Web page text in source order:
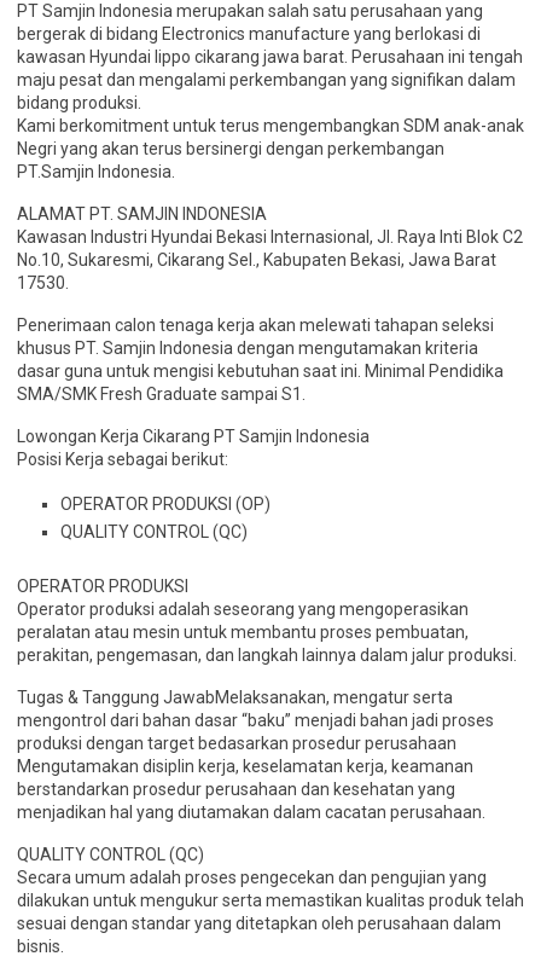
PT Samjin Indonesia merupakan salah satu perusahaan yang
bergerak di bidang Electronics manufacture yang berlokasi di
kawasan Hyundai lippo cikarang jawa barat. Perusahaan ini tengah
maju pesat dan mengalami perkembangan yang signifikan dalam
bidang produksi.
Kami berkomitment untuk terus mengembangkan SDM anak-anak
Negri yang akan terus bersinergi dengan perkembangan
PT.Samjin Indonesia.
ALAMAT PT. SAMJIN INDONESIA
Kawasan Industri Hyundai Bekasi Internasional, Jl. Raya Inti Blok C2
No.10, Sukaresmi, Cikarang Sel., Kabupaten Bekasi, Jawa Barat
17530.
Penerimaan calon tenaga kerja akan melewati tahapan seleksi
khusus PT. Samjin Indonesia dengan mengutamakan kriteria
dasar guna untuk mengisi kebutuhan saat ini. Minimal Pendidika
SMA/SMK Fresh Graduate sampai S1.
Lowongan Kerja Cikarang PT Samjin Indonesia
Posisi Kerja sebagai berikut:
OPERATOR PRODUKSI (OP)
QUALITY CONTROL (QC)
OPERATOR PRODUKSI
Operator produksi adalah seseorang yang mengoperasikan
peralatan atau mesin untuk membantu proses pembuatan,
perakitan, pengemasan, dan langkah lainnya dalam jalur produksi.
Tugas & Tanggung JawabMelaksanakan, mengatur serta
mengontrol dari bahan dasar “baku” menjadi bahan jadi proses
produksi dengan target bedasarkan prosedur perusahaan
Mengutamakan disiplin kerja, keselamatan kerja, keamanan
berstandarkan prosedur perusahaan dan kesehatan yang
menjadikan hal yang diutamakan dalam cacatan perusahaan.
QUALITY CONTROL (QC)
Secara umum adalah proses pengecekan dan pengujian yang
dilakukan untuk mengukur serta memastikan kualitas produk telah
sesuai dengan standar yang ditetapkan oleh perusahaan dalam
bisnis.